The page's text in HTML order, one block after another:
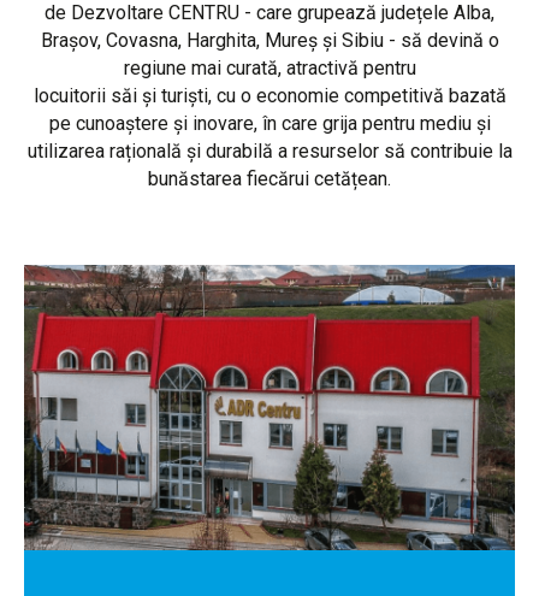
de Dezvoltare CENTRU - care grupează județele Alba,
Brașov, Covasna, Harghita, Mureș și Sibiu - să devină o
regiune mai curată, atractivă pentru
locuitorii săi și turiști, cu o economie competitivă bazată
pe cunoaștere și inovare, în care grija pentru mediu și
utilizarea rațională și durabilă a resurselor să contribuie la
bunăstarea fiecărui cetățean.